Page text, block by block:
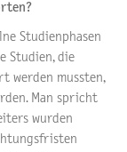
Studienphasen
Studien, die
werden mussten,
Man spricht
wurden